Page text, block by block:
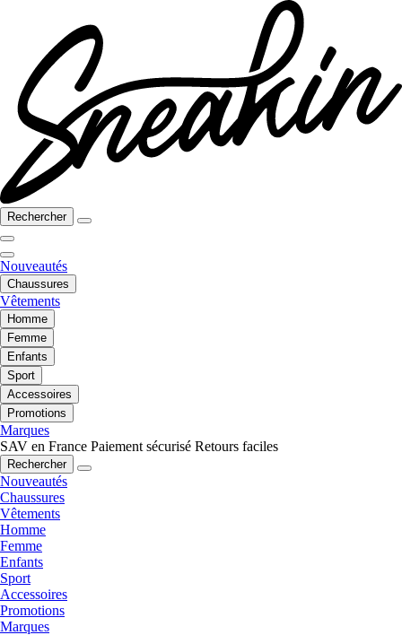
Rechercher
Nouveautés
Chaussures
Vêtements
Homme
Femme
Enfants
Sport
Accessoires
Promotions
Marques
SAV en France Paiement sécurisé Retours faciles
Rechercher
Nouveautés
Chaussures
Vêtements
Homme
Femme
Enfants
Sport
Accessoires
Promotions
Marques